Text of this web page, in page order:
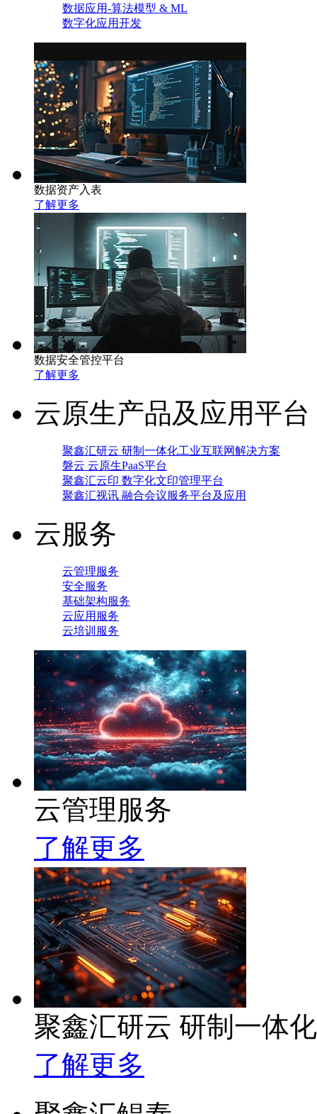
数据应用-算法模型 & ML
数字化应用开发
数据资产入表
了解更多
数据安全管控平台
了解更多
云原生产品及应用平台
聚鑫汇研云 研制一体化工业互联网解决方案
磐云 云原生PaaS平台
聚鑫汇云印 数字化文印管理平台
聚鑫汇视讯 融合会议服务平台及应用
云服务
云管理服务
安全服务
基础架构服务
云应用服务
云培训服务
云管理服务
了解更多
聚鑫汇研云 研制一体
了解更多